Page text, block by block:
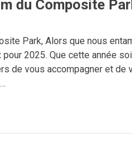
du Composite
Park, Alors que nous
2025. Que cette année
de vous accompagner et